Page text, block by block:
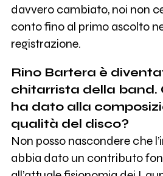
davvero cambiato, noi non
conto fino al primo ascolto
registrazione.
Rino Bartera è
chitarrista della band.
ha dato alla
qualità del disco?
Non posso nascondere che
abbia dato un contributo